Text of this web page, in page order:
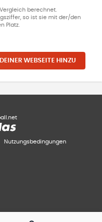
berechnet.
so ist sie mit der/den
Platz.
WEBSEITE HINZU
Nutzungsbedingungen